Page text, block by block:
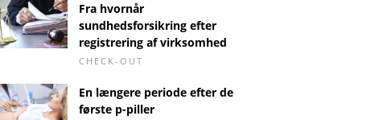
Fra hvornår
sundhedsforsikring efter
registrering af virksomhed
CHECK-OUT
En længere periode efter de
første p-piller